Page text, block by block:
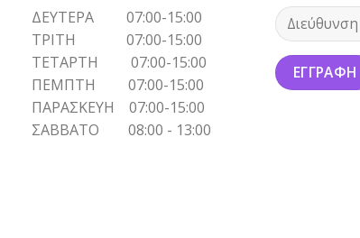
ΔΕΥΤΕΡΑ 07:00-15:00
ΤΡΙΤΗ 07:00-15:00
ΤΕΤΑΡΤΗ 07:00-15:00
ΠΕΜΠΤΗ 07:00-15:00
ΠΑΡΑΣΚΕΥΗ 07:00-15:00
ΣΑΒΒΑΤΟ 08:00 - 13:00